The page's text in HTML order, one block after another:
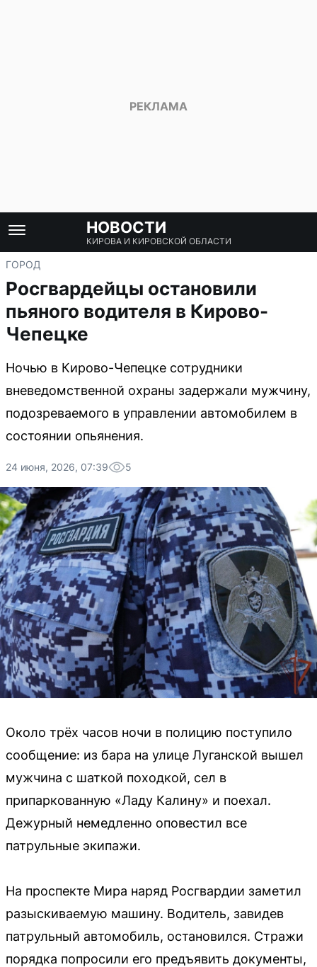
НОВОСТИ
КИРОВА И КИРОВСКОЙ ОБЛАСТИ
ГОРОД
Росгвардейцы остановили
пьяного водителя в Кирово-
Чепецке
Ночью в Кирово-Чепецке сотрудники
вневедомственной охраны задержали мужчину,
подозреваемого в управлении автомобилем в
состоянии опьянения.
24 июня, 2026, 07:39 5
Около трёх часов ночи в полицию поступило
сообщение: из бара на улице Луганской вышел
мужчина с шаткой походкой, сел в
припаркованную «Ладу Калину» и поехал.
Дежурный немедленно оповестил все
патрульные экипажи.
На проспекте Мира наряд Росгвардии заметил
разыскиваемую машину. Водитель, завидев
патрульный автомобиль, остановился. Стражи
порядка попросили его предъявить документы,